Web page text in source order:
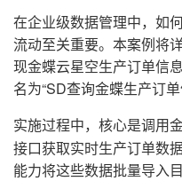
在企业级数据管理中，如
流动至关重要。本案例将
现金蝶云星空生产订单
名为“SD查询金蝶生产订单
实施过程中，核心是调用
接口获取实时生产订单数
能力将这些数据批量导入